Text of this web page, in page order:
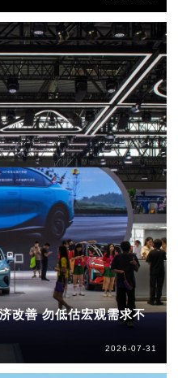
改善 勿低估宏观需求不
2026-07-31